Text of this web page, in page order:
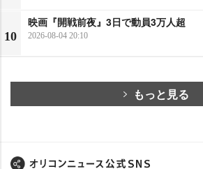
10
映画『開戦前夜』3日で動員3万人超
2026-08-04 20:10
もっと見る